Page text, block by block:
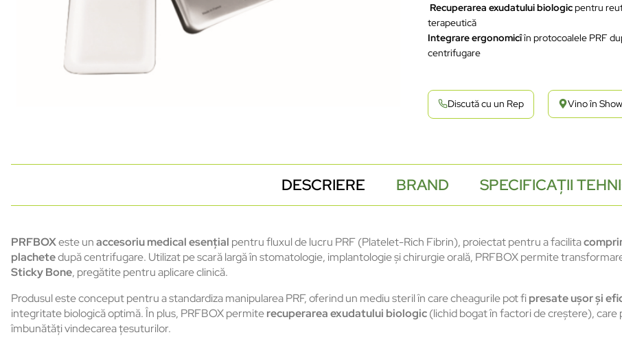
Recuperarea exudatului biologicpentru
terapeutică
Integrare ergonomicîîn protocoalele PRF
centrifugare
Discută cu un Rep Vino în
DESCRIERE BRAND SPECIFICAȚII
PRFBOXeste unaccesoriu medical esențial pentru fluxul de lucru PRF (Platelet-Rich Fibrin), proiectat pentru a facilita
plachetedupă centrifugare. Utilizat pe scară largă în stomatologie, implantologie și chirurgie orală, PRFBOX permite
Sticky Bone, pregătite pentru aplicare clinică.
Produsul este conceput pentru a standardiza manipularea PRF, oferind un mediu steril în care cheagurile pot fipresate ușor și
integritate biologică optimă. În plus, PRFBOX permiterecuperarea exudatului biologic(lichid bogat în factori de creștere),
îmbunătăți vindecarea țesuturilor.